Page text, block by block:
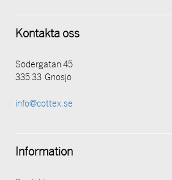
Kontakta oss
Södergatan 45
335 33 Gnosjö
info@cottex.se
Information